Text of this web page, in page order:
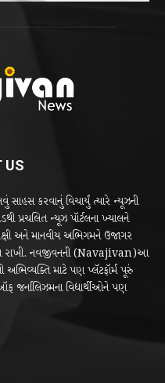
US
કરવાનું વિચાર્યું ત્યારે ન્યૂઝની
પ્રચલિત ન્યૂઝ પૉર્ટલના ખ્યાલને
અને માનવીય અભિગમને ઉજાગર
રાખી. નવજીવનની (Navajivan)આ
અભિવ્યક્તિ માટે પણ પ્લૅટફૉર્મ પૂરું
જર્નાલિઝમના વિદ્યાર્થીઓને પણ